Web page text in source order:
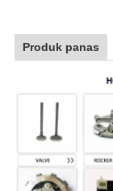
Produk panas